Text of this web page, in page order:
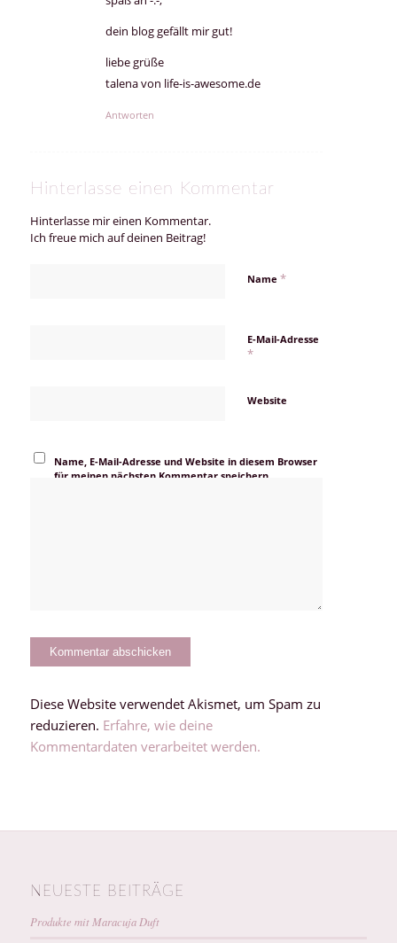
dein blog gefällt mir gut!
liebe grüße
talena von life-is-awesome.de
Antworten
Hinterlasse einen Kommentar
Hinterlasse mir einen Kommentar.
Ich freue mich auf deinen Beitrag!
Name *
E-Mail-Adresse
*
Website
Name, E-Mail-Adresse und Website in diesem Browser
für meinen nächsten Kommentar speichern.
Diese Website verwendet Akismet, um Spam zu
reduzieren. Erfahre, wie deine
Kommentardaten verarbeitet werden.
NEUESTE BEITRÄGE
Produkte mit Maracuja Duft